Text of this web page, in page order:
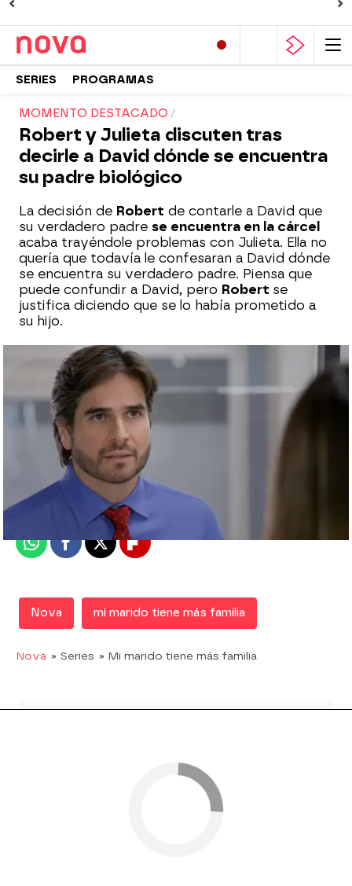
SERIES PROGRAMAS
MOMENTO DESTACADO
Robert y Julieta discuten tras
decirle a David dónde se encuentra
su padre biológico
La decisión de Robert de contarle a David que
su verdadero padre se encuentra en la cárcel
acaba trayéndole problemas con Julieta. Ella no
quería que todavía le confesaran a David dónde
se encuentra su verdadero padre. Piensa que
puede confundir a David, pero Robert se
justifica diciendo que se lo había prometido a
su hijo.
Nova
Madrid
16 de julio de 2019, 19:32
WhatsappFacebook
X Flipboard
Nova mi marido tiene más familia
Nova » Series » Mi marido tiene más familia